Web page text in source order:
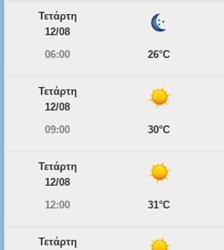
Τετάρτη
12/08
06:00
26°C
Τετάρτη
12/08
09:00
30°C
Τετάρτη
12/08
12:00
31°C
Τετάρτη